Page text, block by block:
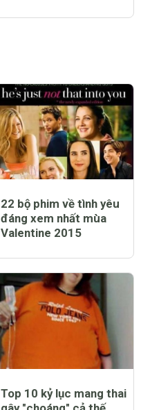
Những phong tục Giáng
22 bộ phim về tình yêu
đáng xem nhất mùa
Valentine 2015